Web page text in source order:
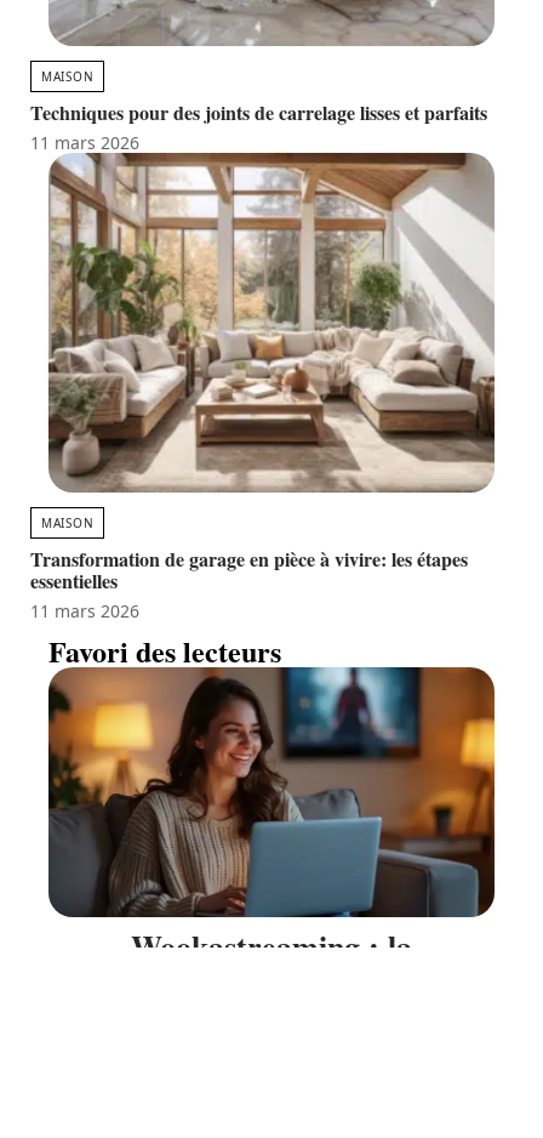
MAISON
Techniques pour des joints de carrelage lisses et parfaits
11 mars 2026
MAISON
Transformation de garage en pièce à vivire: les étapes
essentielles
11 mars 2026
Favori des lecteurs
Wookastreaming : la